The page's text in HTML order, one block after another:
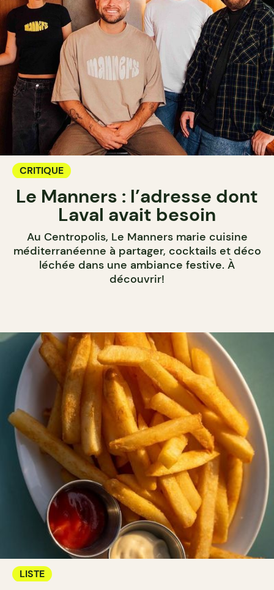
CRITIQUE
Le Manners : l’adresse dont
Laval avait besoin
Au Centropolis, Le Manners marie cuisine
méditerranéenne à partager, cocktails et déco
léchée dans une ambiance festive. À
découvrir!
LISTE